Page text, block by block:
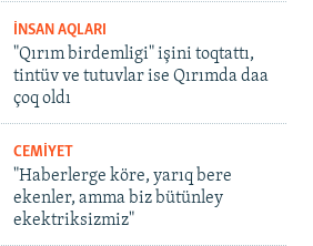
İNSAN AQLARI
"Qırım birdemligi" işini toqtattı,
tintüv ve tutuvlar ise Qırımda daa
çoq oldı
CEMİYET
"Haberlerge köre, yarıq bere
ekenler, amma biz bütünley
ekektriksizmiz"